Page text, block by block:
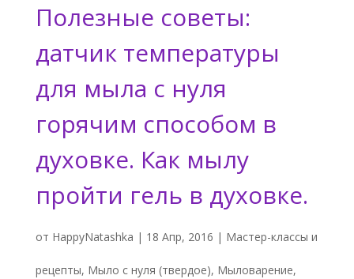
Полезные советы:
датчик температуры
для мыла с нуля
горячим способом в
духовке. Как мылу
пройти гель в духовке.
от HappyNatashka | 18 Апр, 2016 | Мастер-классы и
рецепты, Мыло с нуля (твердое), Мыловарение,